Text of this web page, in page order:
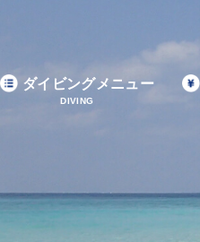
ダイビングメニュー
DIVING